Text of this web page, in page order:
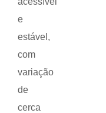
e
estável,
com
variação
de
cerca